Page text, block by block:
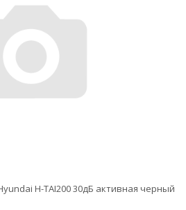
H-TAI200 30дБ активная черный